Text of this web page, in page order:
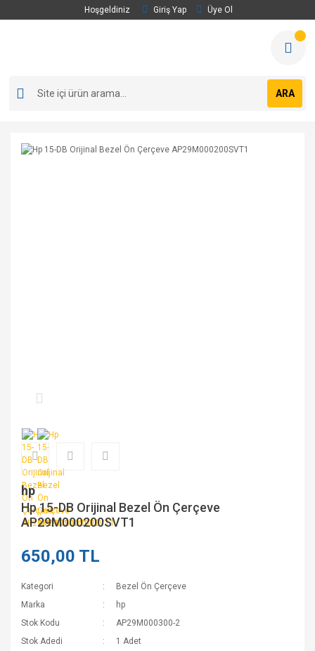
Hoşgeldiniz Giriş Yap Üye Ol
ARA
hp
Hp 15-DB Orijinal Bezel Ön Çerçeve
AP29M000200SVT1
650,00 TL
Kategori
Bezel Ön Çerçeve
Marka
hp
Stok Kodu
AP29M000300-2
Stok Adedi
1 Adet